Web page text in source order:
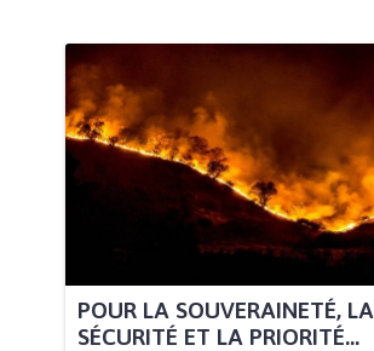
POUR LA SOUVERAINETÉ, LA
SÉCURITÉ ET LA PRIORITÉ...